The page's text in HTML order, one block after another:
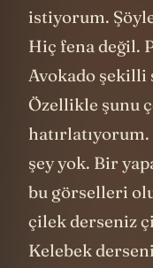
istiyorum.
Hiç fena değil.
Avokado şekilli
Özellikle şunu
şey yok. Bir
bu görselleri
çilek derseniz
Kelebek